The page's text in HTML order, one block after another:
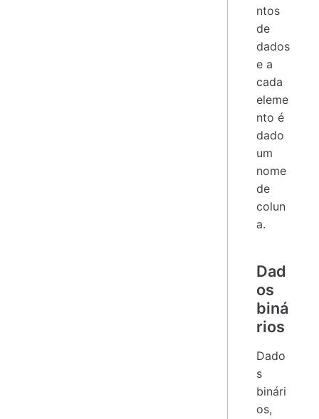
ntos
de
dados
e a
cada
eleme
nto é
dado
um
nome
de
colun
a.
Dad
os
biná
rios
Dado
s
binári
os,